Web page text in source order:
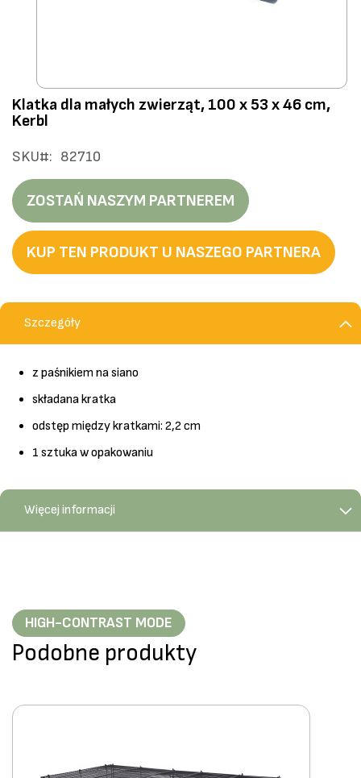
Przejdź
na
galerii
Klatka dla małych zwierząt, 100 x 53 x 46 cm,
Kerbl
SKU 82710
ZOSTAŃ NASZYM PARTNEREM
KUP TEN PRODUKT U NASZEGO PARTNERA
Szczegóły
z paśnikiem na siano
składana kratka
odstęp między kratkami: 2,2 cm
1 sztuka w opakowaniu
Więcej informacji
HIGH-CONTRAST MODE
Podobne produkty